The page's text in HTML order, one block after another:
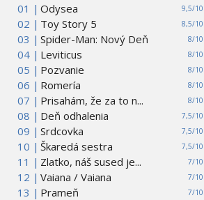
01 | 9,5/10
Odysea
02 |
8,5/10
Toy Story 5
03 |
8/10
Spider-Man: Nový Deň
04 |
8/10
Leviticus
05 |
8/10
Pozvanie
06 |
8/10
Romería
07 |
8/10
Prisahám, že za to n...
08 |
7,5/10
Deň odhalenia
09 |
7,5/10
Srdcovka
10 |
7,5/10
Škaredá sestra
11 |
7/10
Zlatko, náš sused je...
12 |
7/10
Vaiana / Vaiana
13 |
7/10
Prameň